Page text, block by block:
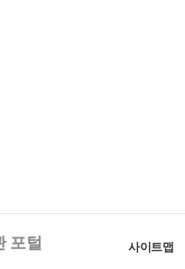
포털 사이트맵